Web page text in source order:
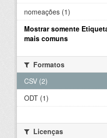
nomeações (1)
Mostrar somente
mais comuns
Formatos
CSV (2)
ODT (1)
Licenças